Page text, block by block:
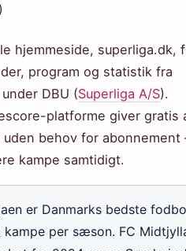
)
hjemmeside, superliga.dk,
program og statistik fra
DBU (Superliga A/S).
platforme giver gratis
behov for abonnement
kampe samtidigt.
er Danmarks bedste
kampe per sæson. FC